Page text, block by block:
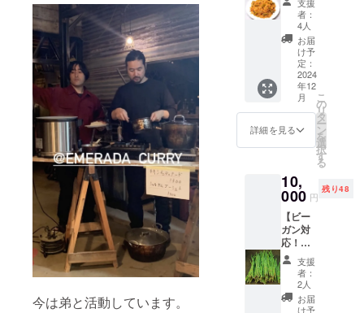
今は弟と活動しています。
はお届
け商品
のラベ
ルに表
記され
ます。
商品開
封前に
は必ず
のリ
ターン
ラベル
や注意
書きを
ご確認
くださ
い。」
イズ
アクリ
ルの部
分が約
18cm ※
色、サ
イズに
つきま
若干の
変更が
ありま
す。
等の食
品表示
はお届
け商品
のラベ
ルに表
記され
ます。
商品開
封前に
ターン
に貼付
された
ラベル
や注意
書きを
ご確認
くださ
い。」
※ 店舗
の詳
細：
幡ヶ谷
駅近辺
（詳細
な住所
は後日
ご連絡
にて共
決まり
次第、
メール
でご連
絡いた
しま
す。
ティッ
クの冷
凍ビリ
ヤニ
350g×3
個】 世
にも珍
しいド
ラムス
ティッ
クのビ
リヤニ
させて
いただ
きま
す。 ド
ラムス
ティッ
クは
スー
パー
フード
として
者：
4人
お届
け予
定：
2024
年12
月
詳細を見る
こ
の
リ
タ
ー
ン
を
選
択
す
る
10,
000 円
残り48
【ビー
ガン対
応！ド
ラムス
ティッ
クの冷
凍ビリ
ヤニ
支援
者：
2人
お届
け予